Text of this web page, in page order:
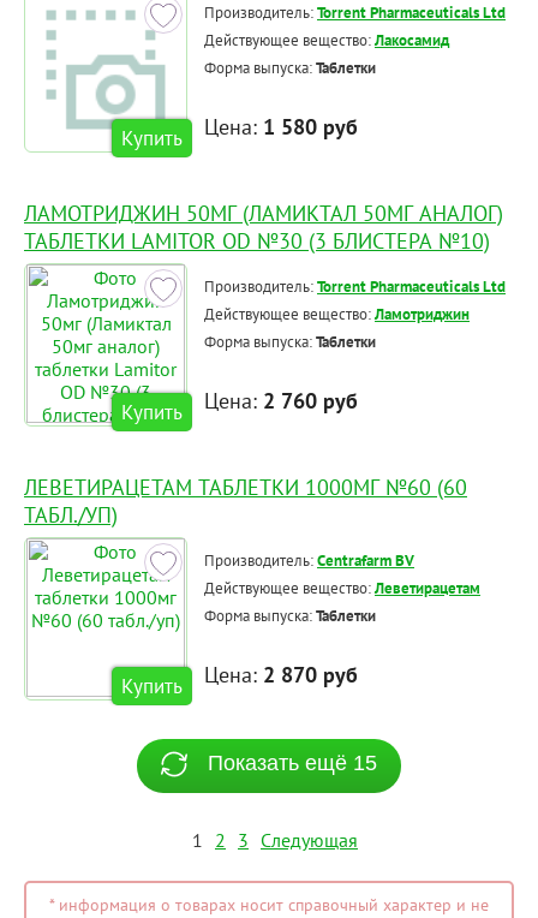
Купить
Производитель:Torrent Pharmaceuticals Ltd
Действующее вещество:Лакосамид
Форма выпуска:Таблетки
Цена: 1 580 руб
ЛАМОТРИДЖИН 50МГ (ЛАМИКТАЛ 50МГ АНАЛОГ)
ТАБЛЕТКИ LAMITOR OD №30 (3 БЛИСТЕРА №10)
Купить
Производитель:Torrent Pharmaceuticals Ltd
Действующее вещество:Ламотриджин
Форма выпуска:Таблетки
Цена: 2 760 руб
ЛЕВЕТИРАЦЕТАМ ТАБЛЕТКИ 1000МГ №60 (60
ТАБЛ./УП)
Купить
Производитель:Centrafarm BV
Действующее вещество:Леветирацетам
Форма выпуска:Таблетки
Цена: 2 870 руб
Показать ещё 15
1 2 3 Следующая
* информация о товарах носит справочный характер и не